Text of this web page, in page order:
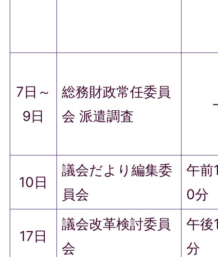
7日～
9日
総務財政常任委員
会 派遣調査
10日
議会だより編集委
員会
午前
0分
17日
議会改革検討委員
会
午後
分